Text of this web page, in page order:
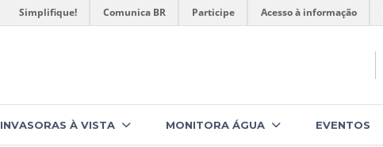
Simplifique! Comunica BR Participe Acesso à informação
INVASORAS À VISTA MONITORA ÁGUA EVENTOS